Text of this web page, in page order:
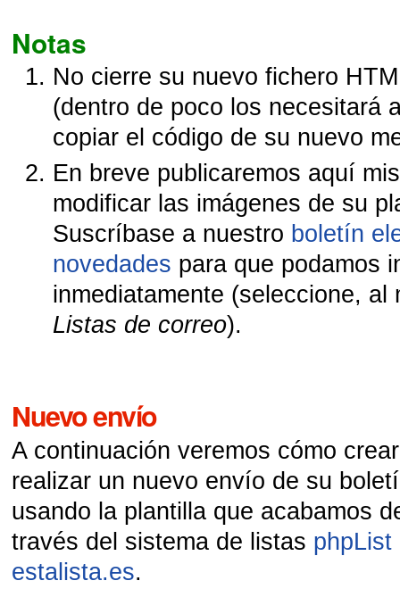
Notas
No cierre su nuevo fichero
(dentro de poco los necesitará
copiar el código de su nuevo
En breve publicaremos aquí
modificar las imágenes de su
Suscríbase a nuestro boletín
novedades para que podamos
inmediatamente (seleccione, al
Listas de correo).
Nuevo envío
A continuación veremos cómo
realizar un nuevo envío de su
usando la plantilla que acabamos
través del sistema de listas phpList
estalista.es.